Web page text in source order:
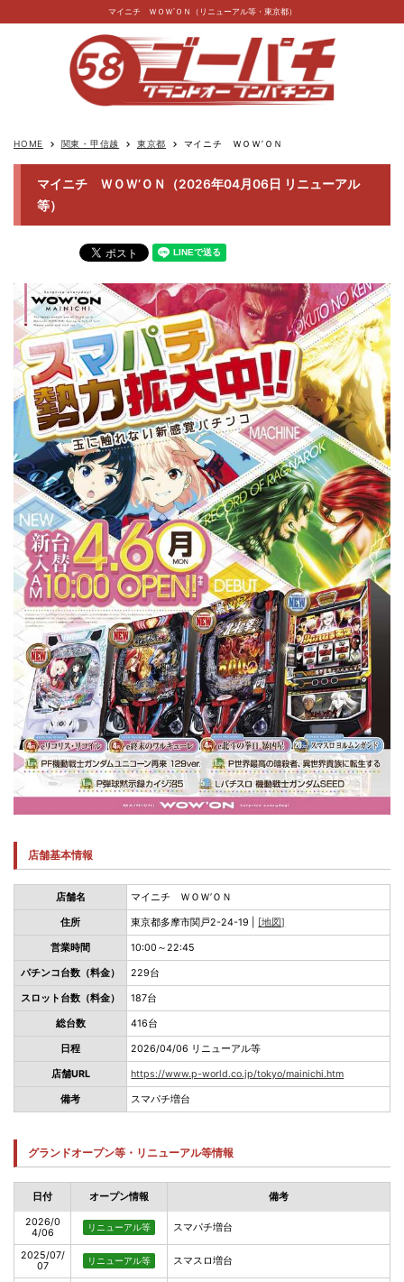
マイニチ ＷＯＷ’ＯＮ（リニューアル等・東京都）
HOME keyboard_arrow_right 関東・甲信越 keyboard_arrow_right 東京都 keyboard_arrow_right マイニチ ＷＯＷ’ＯＮ
マイニチ ＷＯＷ’ＯＮ（2026年04月06日 リニューアル
等）
店舗基本情報
店舗名 マイニチ ＷＯＷ’ＯＮ
住所 東京都多摩市関戸2-24-19 | [地図]
営業時間 10:00～22:45
パチンコ台数（料金） 229台
スロット台数（料金） 187台
総台数 416台
日程 2026/04/06 リニューアル等
店舗URL https://www.p-world.co.jp/tokyo/mainichi.htm
備考 スマパチ増台
グランドオープン等・リニューアル等情報
日付 オープン情報 備考
2026/0
4/06
リニューアル等 スマパチ増台
2025/07/
07
リニューアル等 スマスロ増台